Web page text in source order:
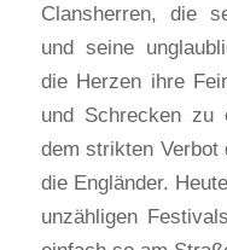
Clansherren, die
und seine
die Herzen ihre
und Schrecken zu
dem strikten Verbot
die Engländer.
unzähligen